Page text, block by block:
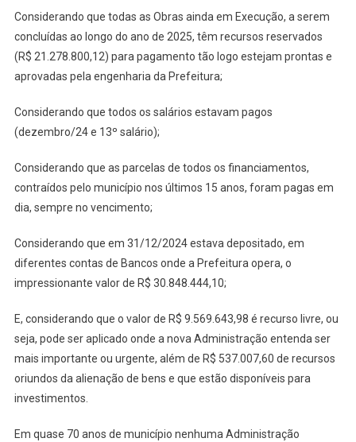
Considerando que todas as Obras ainda em Execução, a serem
concluídas ao longo do ano de 2025, têm recursos reservados
(R$ 21.278.800,12) para pagamento tão logo estejam prontas e
aprovadas pela engenharia da Prefeitura;
Considerando que todos os salários estavam pagos
(dezembro/24 e 13º salário);
Considerando que as parcelas de todos os financiamentos,
contraídos pelo município nos últimos 15 anos, foram pagas em
dia, sempre no vencimento;
Considerando que em 31/12/2024 estava depositado, em
diferentes contas de Bancos onde a Prefeitura opera, o
impressionante valor de R$ 30.848.444,10;
E, considerando que o valor de R$ 9.569.643,98 é recurso livre, ou
seja, pode ser aplicado onde a nova Administração entenda ser
mais importante ou urgente, além de R$ 537.007,60 de recursos
oriundos da alienação de bens e que estão disponíveis para
investimentos.
Em quase 70 anos de município nenhuma Administração